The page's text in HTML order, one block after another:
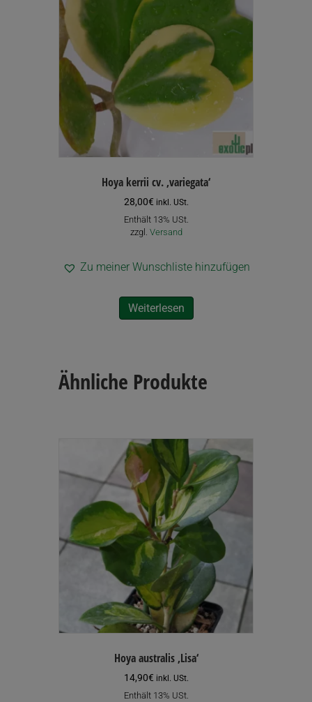
Hoya kerrii cv. ‚variegata‘
28,00€ inkl. USt.
Enthält 13% USt.
zzgl. Versand
Zu meiner Wunschliste hinzufügen
Weiterlesen
Ähnliche Produkte
Hoya australis ‚Lisa‘
14,90€ inkl. USt.
Enthält 13% USt.